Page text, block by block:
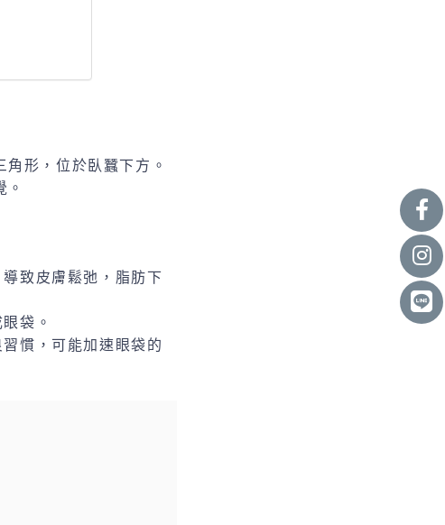
形，位於臥蠶下方。
致皮膚鬆弛，脂肪下
袋。
慣，可能加速眼袋的